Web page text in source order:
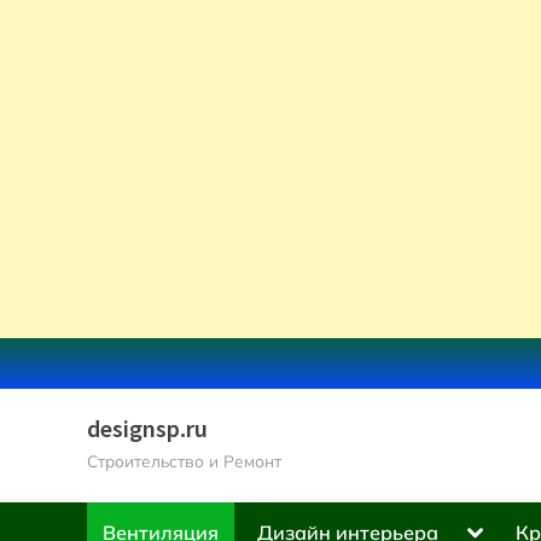
Skip
to
designsp.ru
Строительство и Ремонт
Вентиляция Дизайн интерьера
Toggle